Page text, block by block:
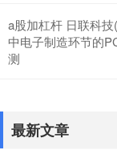
a股加杠杆 日联科
中电子制造环节的
测
最新文章